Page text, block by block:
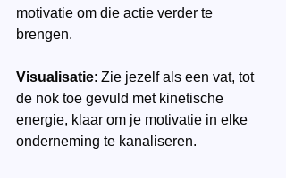
motivatie om die actie verder te
brengen.
Visualisatie: Zie jezelf als een vat, tot
de nok toe gevuld met kinetische
energie, klaar om je motivatie in elke
onderneming te kanaliseren.